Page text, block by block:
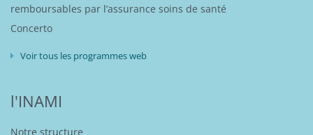
remboursables par l’assurance soins de santé
Concerto
Voir tous les programmes web
l'INAMI
Notre structure